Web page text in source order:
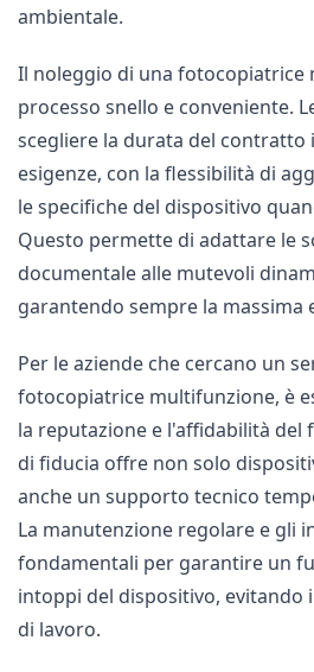
ambientale.
Il noleggio di una fotocopiatrice
processo snello e conveniente.
scegliere la durata del contratto
esigenze, con la flessibilità di
le specifiche del dispositivo
Questo permette di adattare le
documentale alle mutevoli
garantendo sempre la massima
Per le aziende che cercano un
fotocopiatrice multifunzione, è
la reputazione e l'affidabilità del
di fiducia offre non solo
anche un supporto tecnico
La manutenzione regolare e gli
fondamentali per garantire un
intoppi del dispositivo, evitando
di lavoro.